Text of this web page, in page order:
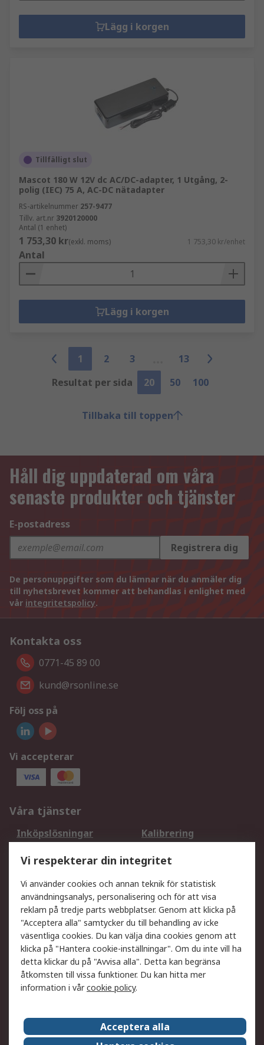
Lägg i korgen
Tillfälligt slut
Mascot 180 W 12V dc AC/DC-adapter, 1 Utgång, 2-
polig (IEC) 75 A, AC-DC nätadapter
RS-artikelnummer 257-9477
Tillv. art.nr 3920120000
Antal (1 enhet)
1 753,30 kr(exkl. moms) 1 753,30 kr/enhet
Antal
Lägg i korgen
1 2 3
13
Resultat per sida
20 50 100
Tillbaka till toppen
Håll dig uppdaterad om våra
senaste produkter och tjänster
E-postadress
Registrera dig
De personuppgifter som du lämnar när du anmäler dig
till nyhetsbrevet kommer att behandlas i enlighet med
vår integritetspolicy.
Kontakta oss
0771-45 89 00
kund@rsonline.se
Följ oss på
Vi accepterar
Våra tjänster
Inköpslösningar
Kalibrering
DesignSpark
Teknisk Support
Ditt lokala säljteam
Exportlösningar
Support
Få hjälp
Retur av varor
Leverans
Spåra din order
Begär en fakturakopi
Fördelar med RS-konto
Betalningsalternativ
Om RS Försäljningsvillkor
Vi respekterar din integritet
Vi använder cookies och annan teknik för statistisk
användningsanalys, personalisering och för att visa
reklam på tredje parts webbplatser. Genom att klicka på
"Acceptera alla" samtycker du till behandling av icke
väsentliga cookies. Du kan välja dina cookies genom att
klicka på "Hantera cookie-inställningar". Om du inte vill ha
detta klickar du på "Avvisa alla". Detta kan begränsa
åtkomsten till vissa funktioner. Du kan hitta mer
information i vårcookie policy.
Acceptera alla